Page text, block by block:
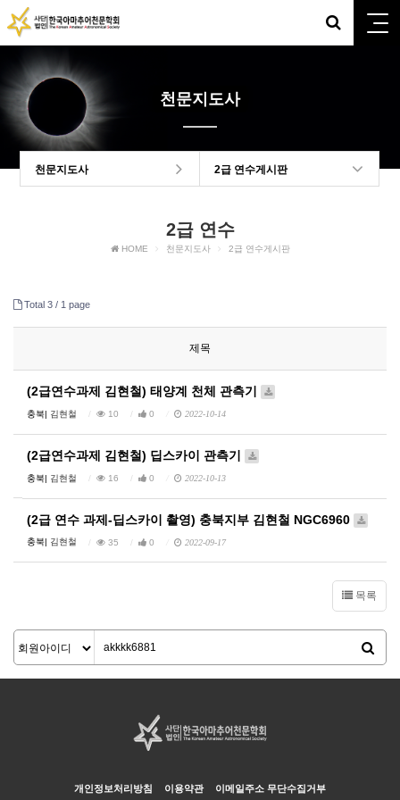
천문지도사
천문지도사 2급 연수게시판
2급 연수
HOME 천문지도사 2급 연수게시판
Total 3 / 1 page
제목
(2급연수과제 김현철) 태양계 천체 관측기
충북| 김현철 10 0 2022-10-14
(2급연수과제 김현철) 딥스카이 관측기
충북| 김현철 16 0 2022-10-13
(2급 연수 과제-딥스카이 촬영) 충북지부 김현철 NGC6960
충북| 김현철 35 0 2022-09-17
목록
개인정보처리방침 이용약관 이메일주소 무단수집거부